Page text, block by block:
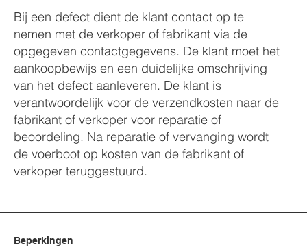
Bij een defect dient de klant contact op te
nemen met de verkoper of fabrikant via de
opgegeven contactgegevens. De klant moet het
aankoopbewijs en een duidelijke omschrijving
van het defect aanleveren. De klant is
verantwoordelijk voor de verzendkosten naar de
fabrikant of verkoper voor reparatie of
beoordeling. Na reparatie of vervanging wordt
de voerboot op kosten van de fabrikant of
verkoper teruggestuurd.
Beperkingen